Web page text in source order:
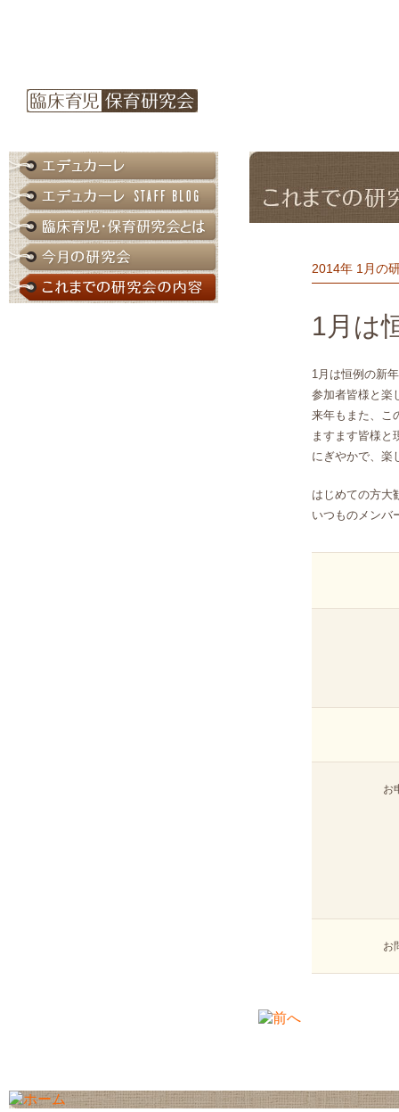
2014年 1月の
1月は
1月は恒例の新
参加者皆様と楽
来年もまた、こ
ますます皆様
にぎやかで、楽
はじめての方
いつものメンバ
お
お